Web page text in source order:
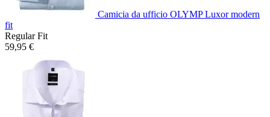
Camicia da ufficio OLYMP Luxor modern
fit
Regular Fit
59,95 €